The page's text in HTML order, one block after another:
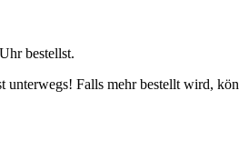
bestellst.
Falls mehr bestellt wird,